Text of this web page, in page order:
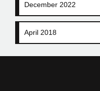
December 2022
April 2018